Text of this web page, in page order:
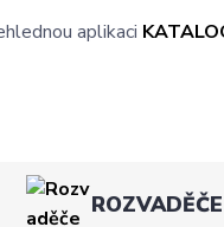
aplikaci
ROZVADĚČE